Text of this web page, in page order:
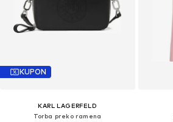
KUPON
KARL LAGERFELD
Torba preko ramena